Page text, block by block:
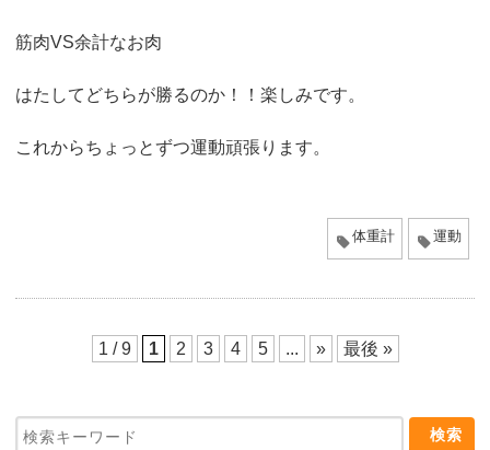
筋肉VS余計なお肉
はたしてどちらが勝るのか！！楽しみです。
これからちょっとずつ運動頑張ります。
体重計 運動
1 / 9 1 2 3 4 5 ... » 最後 »